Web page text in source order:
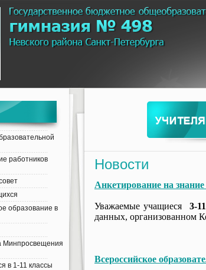
Новости
Анкетирование на
Уважаемые учащиеся 3-
данных, организованном
Всероссийское
работников
образование в
Минпросвещения
в 1-11 классы